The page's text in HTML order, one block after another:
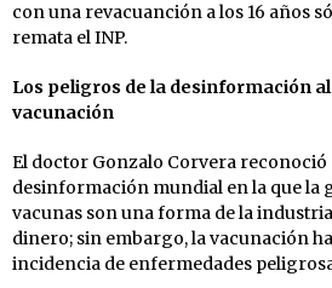
con una revacuanción a los 16 años
remata el INP.
Los peligros de la desinformación
vacunación
El doctor Gonzalo Corvera reconoció
desinformación mundial en la que la
vacunas son una forma de la
dinero; sin embargo, la vacunación
incidencia de enfermedades